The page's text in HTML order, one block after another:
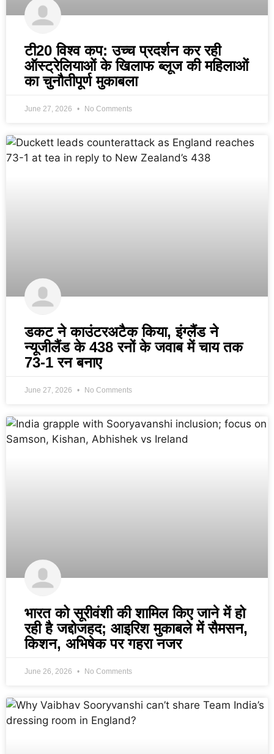
टी20 विश्व कप: उच्च प्रदर्शन कर रही
ऑस्ट्रेलियाओं के खिलाफ ब्लूज की महिलाओं
का चुनौतीपूर्ण मुकाबला
June 27, 2026 No Comments
डकट ने काउंटरअटैक किया, इंग्लैंड ने
न्यूजीलैंड के 438 रनों के जवाब में चाय तक
73-1 रन बनाए
June 27, 2026 No Comments
भारत को सूरीवंशी की शामिल किए जाने में हो
रही है जद्दोजहद; आइरिश मुकाबले में सैमसन,
किशन, अभिषेक पर गहरा नजर
June 26, 2026 No Comments